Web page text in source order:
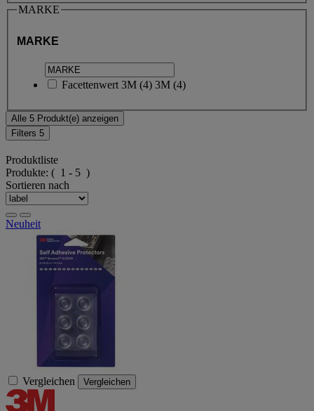
MARKE
MARKE
Facettenwert 3M (4) 3M (4)
Alle 5 Produkt(e) anzeigen
Filters 5
Produktliste
Produkte: ( 1 - 5 )
Sortieren nach
Neuheit
Vergleichen Vergleichen